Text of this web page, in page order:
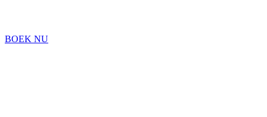
BOEK NU